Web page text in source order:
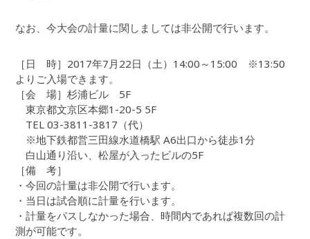
なお、今大会の計量に関しましては非公開で行います。
［日 時］2017年7月22日（土）14:00～15:00 ※13:50
よりご入場できます。
［会 場］杉浦ビル 5F
東京都文京区本郷1-20-5 5F
TEL 03-3811-3817（代）
※地下鉄都営三田線水道橋駅 A6出口から徒歩1分
白山通り沿い、松屋が入ったビルの5F
［備 考］
・今回の計量は非公開で行います。
・当日は試合順に計量を行います。
・計量をパスしなかった場合、時間内であれば複数回の計
測が可能です。